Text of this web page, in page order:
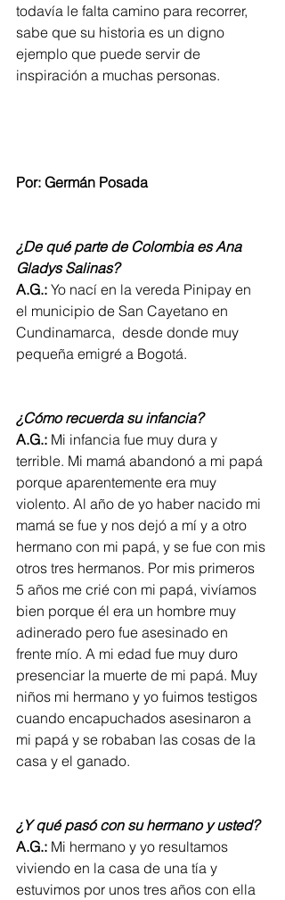
todavía le falta camino para recorrer,
sabe que su historia es un digno
ejemplo que puede servir de
inspiración a muchas personas.
Por: Germán Posada
¿De qué parte de Colombia es Ana
Gladys Salinas?
A.G.: Yo nací en la vereda Pinipay en
el municipio de San Cayetano en
Cundinamarca,  desde donde muy
pequeña emigré a Bogotá.
¿Cómo recuerda su infancia?
A.G.: Mi infancia fue muy dura y
terrible. Mi mamá abandonó a mi papá
porque aparentemente era muy
violento. Al año de yo haber nacido mi
mamá se fue y nos dejó a mí y a otro
hermano con mi papá, y se fue con mis
otros tres hermanos. Por mis primeros
5 años me crié con mi papá, vivíamos
bien porque él era un hombre muy
adinerado pero fue asesinado en
frente mío. A mi edad fue muy duro
presenciar la muerte de mi papá. Muy
niños mi hermano y yo fuimos testigos
cuando encapuchados asesinaron a
mi papá y se robaban las cosas de la
casa y el ganado.
¿Y qué pasó con su hermano y usted?
A.G.: Mi hermano y yo resultamos
viviendo en la casa de una tía y
estuvimos por unos tres años con ella